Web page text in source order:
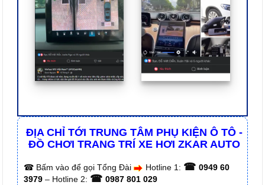
ĐỊA CHỈ TỚI TRUNG TÂM PHỤ KIỆN Ô TÔ -
ĐỒ CHƠI TRANG TRÍ XE HƠI ZKAR AUTO
☎ Bấm vào để gọi Tổng Đài Hotline 1: ☎ 0949 60
3979 – Hotline 2: ☎ 0987 801 029